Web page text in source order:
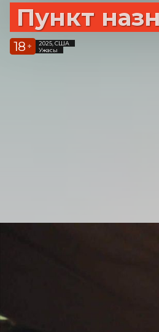
Пункт
18 +
2025, США
Ужасы